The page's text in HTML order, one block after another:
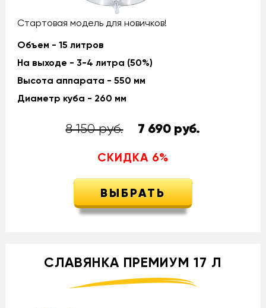
Стартовая модель для новичков!
Объем - 15 литров
На выходе - 3-4 литра (50%)
Высота аппарата - 550 мм
Диаметр куба - 260 мм
8 150 руб. 7 690 руб.
СКИДКА 6%
ВЫБРАТЬ
СЛАВЯНКА ПРЕМИУМ 17 Л